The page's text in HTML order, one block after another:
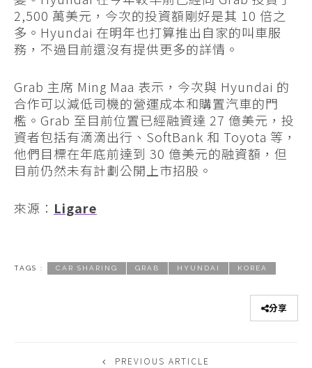
2,500 萬美元，今次的投資額剛好是其 10 倍之
多。Hyundai 在明年也打算推出自家的叫車服
務，不過目前還沒有提供更多的詳情。
Grab 主席 Ming Maa 表示，今次與 Hyundai 的
合作可以減低司機的營運成本和購置汽車的門
檻。Grab 至目前位置已經融資達 27 億美元，投
資者包括有滴滴出行、SoftBank 和 Toyota 等，
他們目標在年底前達到 30 億美元的融資額，但
目前仍然未有計劃公開上市招股。
來源： Ligare
TAGS : CAR SHARING GRAB HYUNDAI KOREA
分享
PREVIOUS ARTICLE